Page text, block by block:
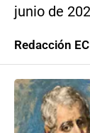
junio de
Redacción EC